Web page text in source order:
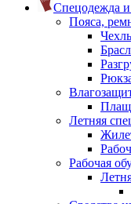
Спецодежда
Пояса,
Летняя
Рабочая